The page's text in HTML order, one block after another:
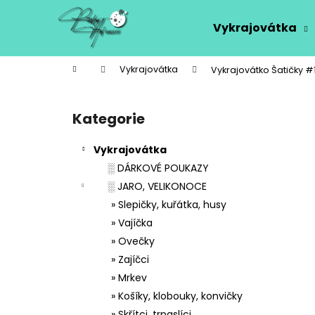
Vykrajovátka
Domů Vykrajovátka Vykrajovátko Šatičky
Přeskočit
kategorie
Kategorie
Vykrajovátka
░ DÁRKOVÉ POUKAZY
░ JARO, VELIKONOCE
» Slepičky, kuřátka, husy
» Vajíčka
» Ovečky
» Zajíčci
» Mrkev
» Košíky, klobouky, konvičky
í
Zpět
do
Zpět
do